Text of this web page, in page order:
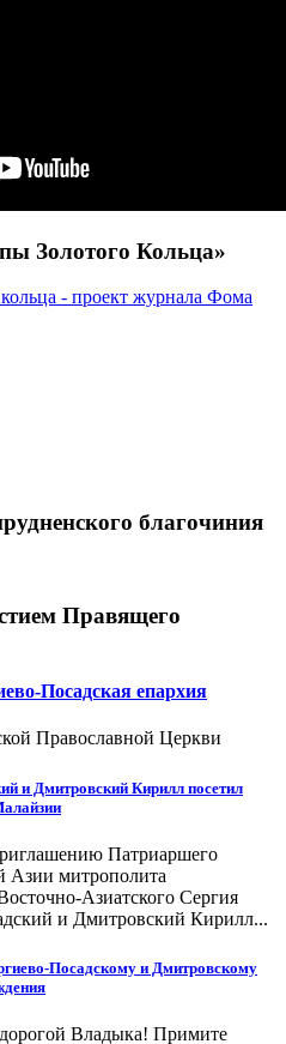
Золотого Кольца»
благочиния
Правящего
Посадская епархия
Православной Церкви
и Дмитровский Кирилл посетил
Патриаршего
Азии митрополита
Азиатского Сергия
и Дмитровский Кирилл...
Посадскому и Дмитровскому
Владыка! Примите